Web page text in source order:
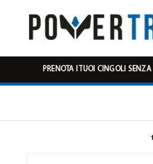
PRENOTA I TUOI CINGOLI SENZA